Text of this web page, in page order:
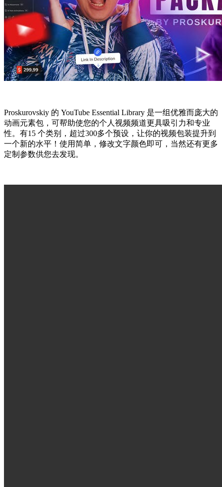
Proskurovskiy 的 YouTube Essential Library 是一组优雅而庞大的
动画元素包，可帮助使您的个人视频频道更具吸引力和专业
性。有15 个类别，超过300多个预设，让你的视频包装提升到
一个新的水平！使用简单，修改文字颜色即可，当然还有更多
定制参数供您去发现。